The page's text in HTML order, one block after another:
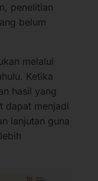
penelitian
belum
melalui
Ketika
hasil yang
dapat menjadi
lanjutan guna